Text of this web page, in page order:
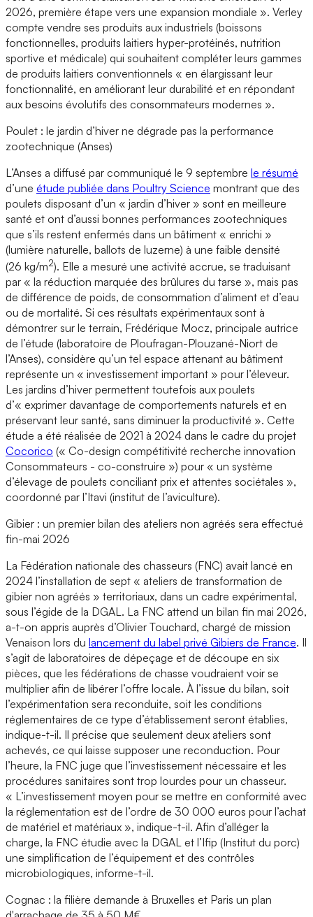
2026, première étape vers une expansion mondiale ». Verley
compte vendre ses produits aux industriels (boissons
fonctionnelles, produits laitiers hyper-protéinés, nutrition
sportive et médicale) qui souhaitent compléter leurs gammes
de produits laitiers conventionnels « en élargissant leur
fonctionnalité, en améliorant leur durabilité et en répondant
aux besoins évolutifs des consommateurs modernes ».
Poulet : le jardin d’hiver ne dégrade pas la performance
zootechnique (Anses)
L’Anses a diffusé par communiqué le 9 septembre le résumé
d’une étude publiée dans Poultry Science montrant que des
poulets disposant d’un « jardin d’hiver » sont en meilleure
santé et ont d’aussi bonnes performances zootechniques
que s’ils restent enfermés dans un bâtiment « enrichi »
(lumière naturelle, ballots de luzerne) à une faible densité
(26 kg/m2). Elle a mesuré une activité accrue, se traduisant
par « la réduction marquée des brûlures du tarse », mais pas
de différence de poids, de consommation d’aliment et d’eau
ou de mortalité. Si ces résultats expérimentaux sont à
démontrer sur le terrain, Frédérique Mocz, principale autrice
de l’étude (laboratoire de Ploufragan-Plouzané-Niort de
l’Anses), considère qu’un tel espace attenant au bâtiment
représente un « investissement important » pour l’éleveur.
Les jardins d’hiver permettent toutefois aux poulets
d’« exprimer davantage de comportements naturels et en
préservant leur santé, sans diminuer la productivité ». Cette
étude a été réalisée de 2021 à 2024 dans le cadre du projet
Cocorico (« Co-design compétitivité recherche innovation
Consommateurs - co-construire ») pour « un système
d’élevage de poulets conciliant prix et attentes sociétales »,
coordonné par l’Itavi (institut de l’aviculture).
Gibier : un premier bilan des ateliers non agréés sera effectué
fin-mai 2026
La Fédération nationale des chasseurs (FNC) avait lancé en
2024 l’installation de sept « ateliers de transformation de
gibier non agréés » territoriaux, dans un cadre expérimental,
sous l’égide de la DGAL. La FNC attend un bilan fin mai 2026,
a-t-on appris auprès d’Olivier Touchard, chargé de mission
Venaison lors du lancement du label privé Gibiers de France. Il
s’agit de laboratoires de dépeçage et de découpe en six
pièces, que les fédérations de chasse voudraient voir se
multiplier afin de libérer l’offre locale. À l’issue du bilan, soit
l’expérimentation sera reconduite, soit les conditions
réglementaires de ce type d’établissement seront établies,
indique-t-il. Il précise que seulement deux ateliers sont
achevés, ce qui laisse supposer une reconduction. Pour
l’heure, la FNC juge que l’investissement nécessaire et les
procédures sanitaires sont trop lourdes pour un chasseur.
« L’investissement moyen pour se mettre en conformité avec
la réglementation est de l’ordre de 30 000 euros pour l’achat
de matériel et matériaux », indique-t-il. Afin d’alléger la
charge, la FNC étudie avec la DGAL et l’Ifip (Institut du porc)
une simplification de l’équipement et des contrôles
microbiologiques, informe-t-il.
Cognac : la filière demande à Bruxelles et Paris un plan